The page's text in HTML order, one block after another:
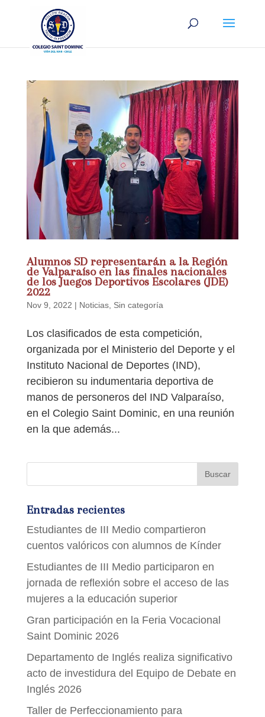
Alumnos SD representarán a la Región
de Valparaíso en las finales nacionales
de los Juegos Deportivos Escolares (JDE)
2022
Nov 9, 2022 | Noticias, Sin categoría
Los clasificados de esta competición,
organizada por el Ministerio del Deporte y el
Instituto Nacional de Deportes (IND),
recibieron su indumentaria deportiva de
manos de personeros del IND Valparaíso,
en el Colegio Saint Dominic, en una reunión
en la que además...
Entradas recientes
Estudiantes de III Medio compartieron
cuentos valóricos con alumnos de Kínder
Estudiantes de III Medio participaron en
jornada de reflexión sobre el acceso de las
mujeres a la educación superior
Gran participación en la Feria Vocacional
Saint Dominic 2026
Departamento de Inglés realiza significativo
acto de investidura del Equipo de Debate en
Inglés 2026
Taller de Perfeccionamiento para